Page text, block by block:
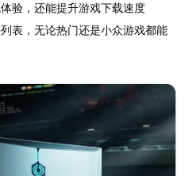
体验，还能提升游戏下载速度
表，无论热门还是小众游戏都能